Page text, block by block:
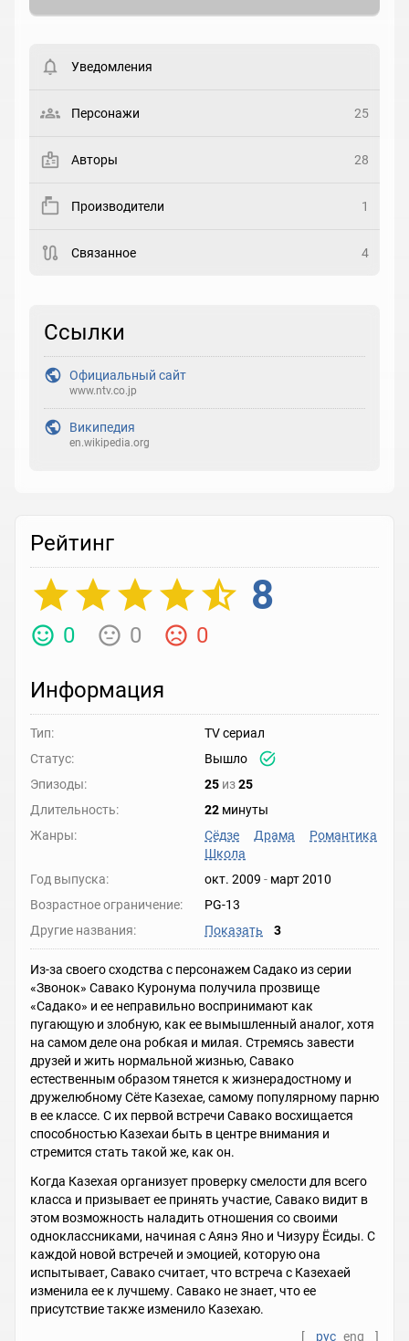
Статус
Рейтинг
Реакция
Уведомления
Персонажи 25
Авторы 28
Производители 1
Связанное 4
Ссылки
Официальный сайт
www.ntv.co.jp
Википедия
en.wikipedia.org
Рейтинг
8
0 0 0
Информация
Тип:
TV сериал
Статус:
Вышло
Эпизоды:
25 из25
Длительность:
22 минуты
Жанры:
Сёдзе Драма
Романтика
Школа
Год выпуска:
окт. 2009 - март 2010
Возрастное ограничение:
PG-13
Другие названия:
Показать 3
Из-за своего сходства с персонажем Садако из серии
«Звонок» Савако Куронума получила прозвище
«Садако» и ее неправильно воспринимают как
пугающую и злобную, как ее вымышленный аналог, хотя
на самом деле она робкая и милая. Стремясь завести
друзей и жить нормальной жизнью, Савако
естественным образом тянется к жизнерадостному и
дружелюбному Сёте Казехае, самому популярному парню
в ее классе. С их первой встречи Савако восхищается
способностью Казехаи быть в центре внимания и
стремится стать такой же, как он.
Когда Казехая организует проверку смелости для всего
класса и призывает ее принять участие, Савако видит в
этом возможность наладить отношения со своими
одноклассниками, начиная с Аянэ Яно и Чизуру Ёсиды. С
каждой новой встречей и эмоцией, которую она
испытывает, Савако считает, что встреча с Казехаей
изменила ее к лучшему. Савако не знает, что ее
присутствие также изменило Казехаю.
[
рус eng ]